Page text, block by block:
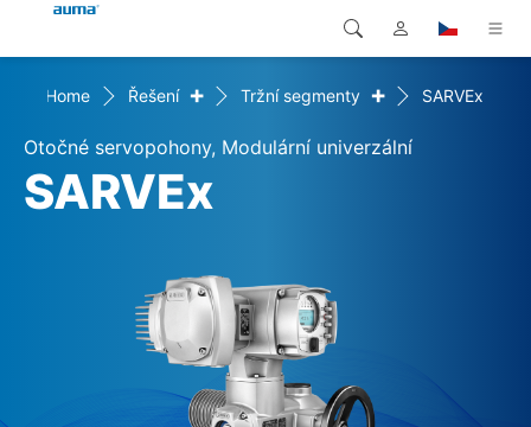
Produkty
Řešení
Společnost
Global
Evropa
Severní Amerika
Vyhledávání
Home Řešení + Tržní segmenty + SARVEx
Otočné servopohony, Modulární univerzální
SARVEx